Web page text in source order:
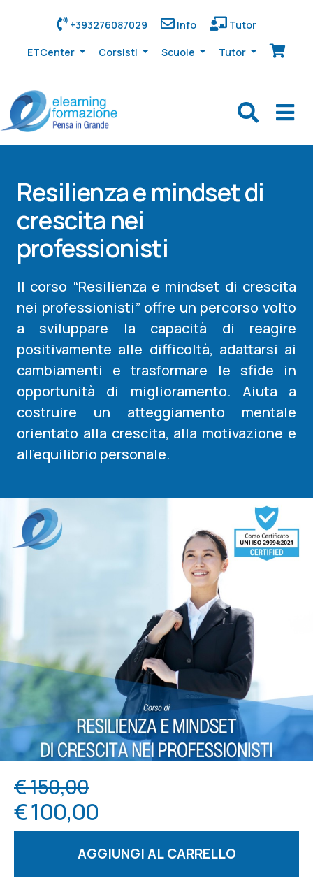
+393276087029 Info Tutor
ETCenter Corsisti Scuole Tutor
Resilienza e mindset di
crescita nei
professionisti
Il corso “Resilienza e mindset di crescita
nei professionisti” offre un percorso volto
a sviluppare la capacità di reagire
positivamente alle difficoltà, adattarsi ai
cambiamenti e trasformare le sfide in
opportunità di miglioramento. Aiuta a
costruire un atteggiamento mentale
orientato alla crescita, alla motivazione e
all’equilibrio personale.
€ 150,00
€ 100,00
AGGIUNGI AL CARRELLO